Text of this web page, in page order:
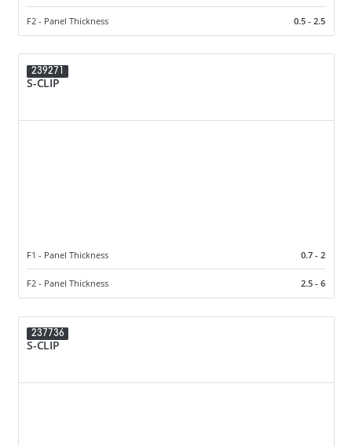
F2 - Panel Thickness 0.5 - 2.5
239271
S-CLIP
F1 - Panel Thickness 0.7 - 2
F2 - Panel Thickness 2.5 - 6
237736
S-CLIP